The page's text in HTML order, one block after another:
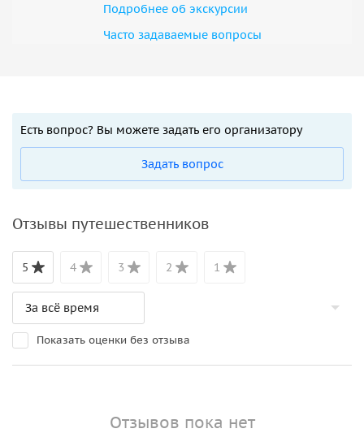
Подробнее об экскурсии
Часто задаваемые вопросы
Есть вопрос? Вы можете задать его организатору
Задать вопрос
Отзывы путешественников
5 4 3 2 1
Показать оценки без отзыва
Отзывов пока нет